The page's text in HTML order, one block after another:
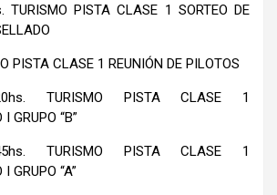
PISTA CLASE 1 SORTEO DE
PISTA CLASE 1 REUNIÓN DE PILOTOS
TURISMO PISTA CLASE 1
GRUPO “B”
TURISMO PISTA CLASE 1
GRUPO “A”